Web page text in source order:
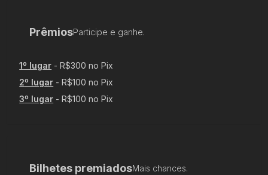
PrêmiosParticipe e ganhe.
1º lugar -R$300 no Pix
2º lugar -R$100 no Pix
3º lugar -R$100 no Pix
Bilhetes premiadosMais chances.